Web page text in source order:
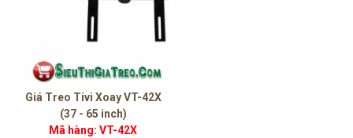
Giá Treo Tivi Xoay VT-42X
(37 - 65 inch)
Mã hàng: VT-42X